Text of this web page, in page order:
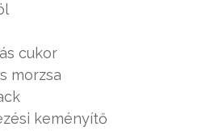
cukor
morzsa
keményítő